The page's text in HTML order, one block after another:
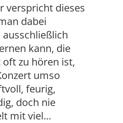
verspricht dieses
dabei
kann, die
zu hören ist,
umso
feurig,
doch nie
mit viel...